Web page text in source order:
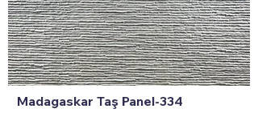
Madagaskar Taş Panel-334